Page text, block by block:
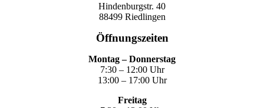
Hindenburgstr. 40
88499 Riedlingen
Öffnungszeiten
Montag – Donnerstag
7:30 – 12:00 Uhr
13:00 – 17:00 Uhr
Freitag